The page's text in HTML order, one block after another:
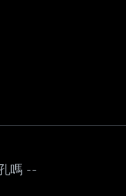
嗎 --